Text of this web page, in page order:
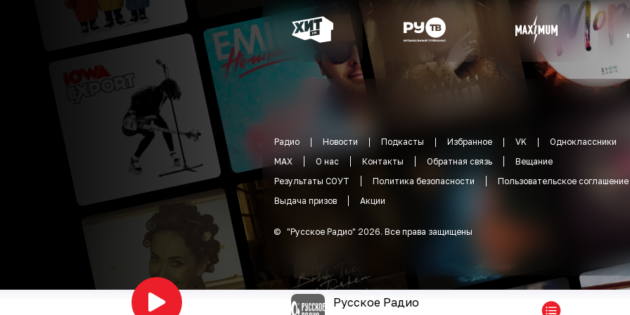
Радио Новости Подкасты Избранное VK
Одноклассники
MAX
О нас Контакты Обратная связь
Вещание
Результаты СОУТ
Политика безопасности
Пользовательское соглашение
Выдача призов
Акции
© "Русское Радио" 2026. Все права защищены
Русское Радио